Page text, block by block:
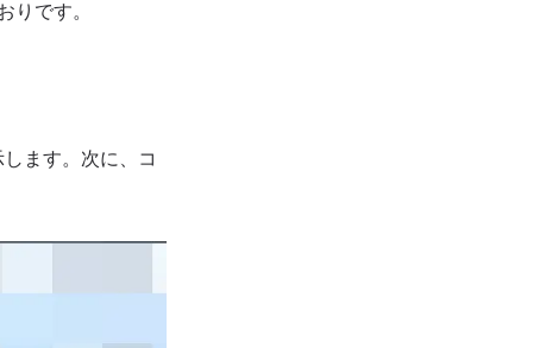
りです。
ます。次に、コ